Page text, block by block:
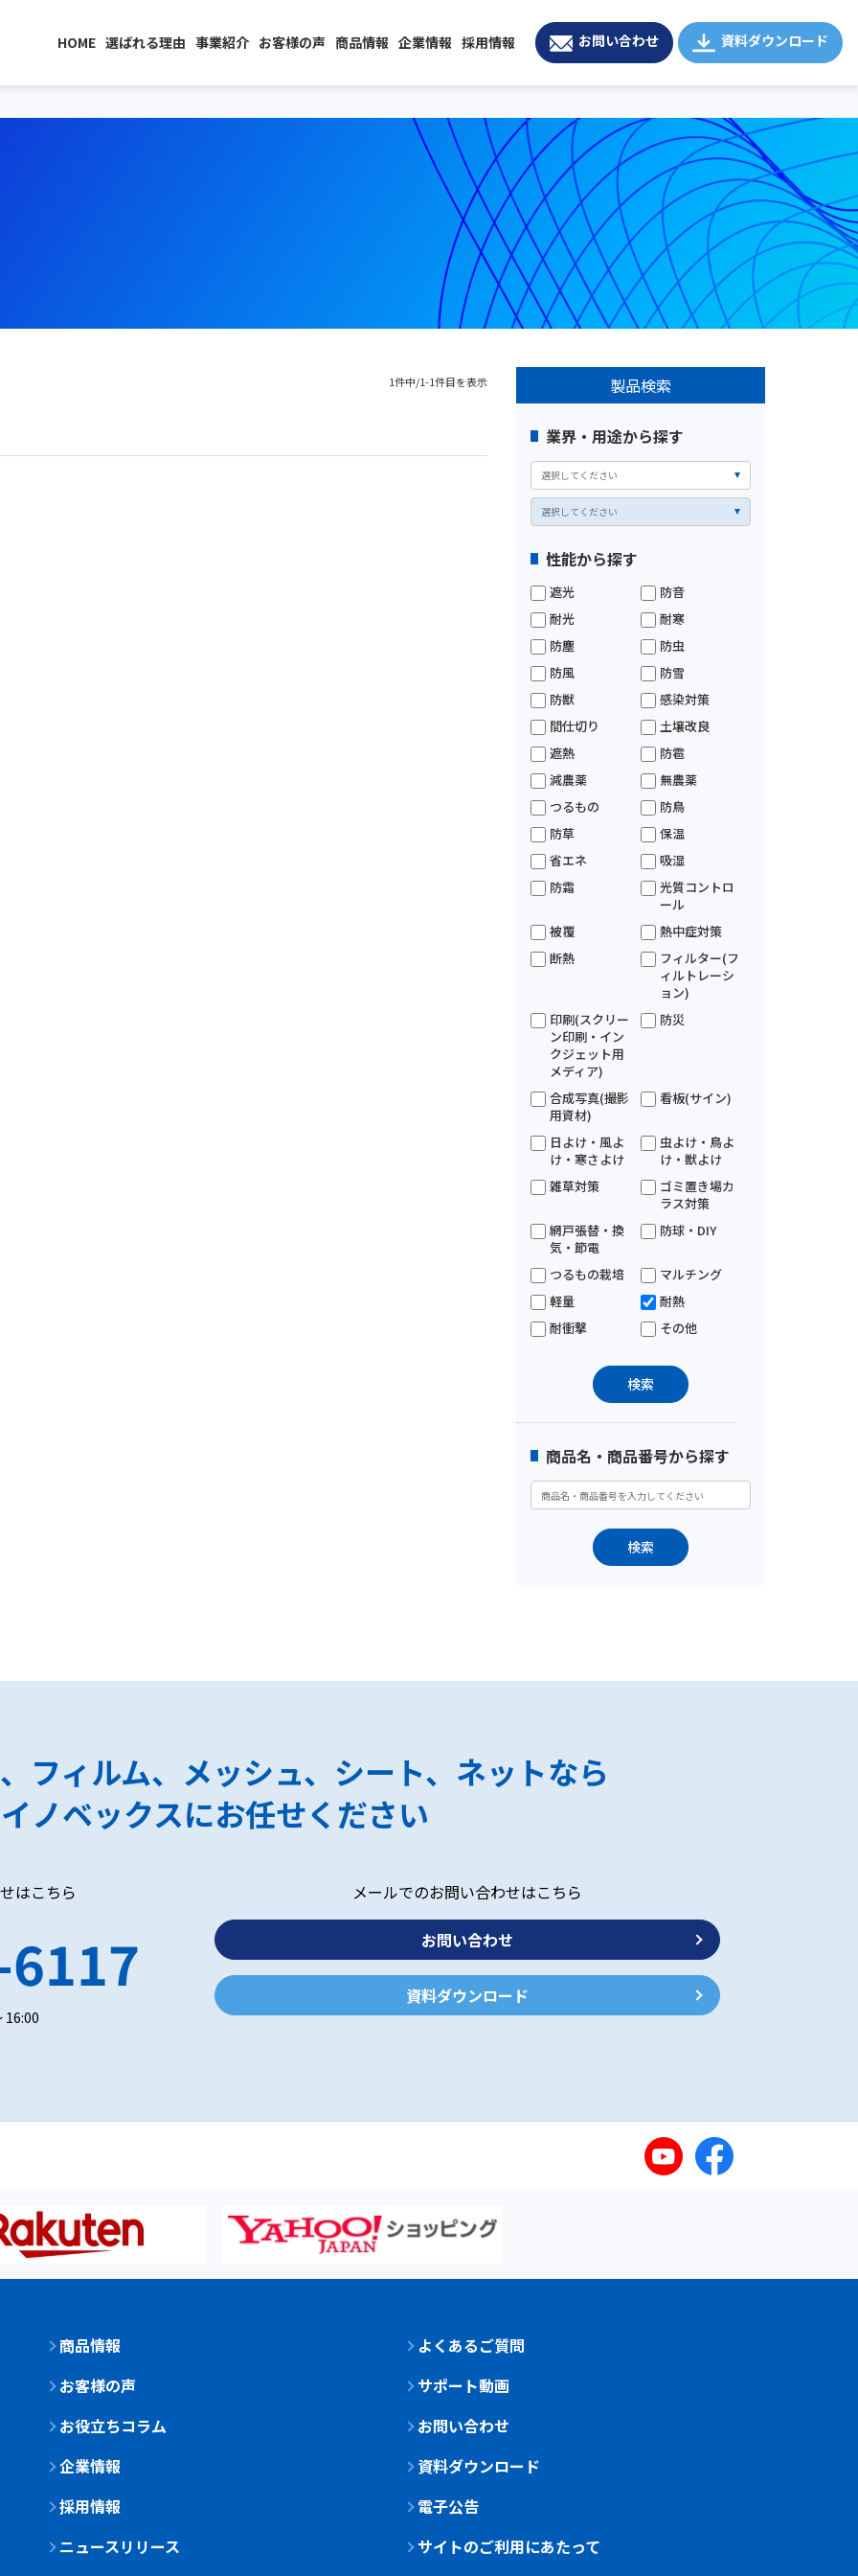
HOME 選ばれる理由 事業紹介 お客様の声 商品情報 企業情報 採用情報 お問い合わせ 資料ダウンロード
1件中/1-1件目を表示 製品検索
業界・用途から探す
性能から探す
遮光
防音
耐光
耐寒
防塵
防虫
防風
防雪
防獣
感染対策
間仕切り
土壌改良
遮熱
防雹
減農薬
無農薬
つるもの
防鳥
防草
保温
省エネ
吸湿
防霜
光質コントロ
ール
被覆
熱中症対策
断熱
フィルター(フ
ィルトレーシ
ョン)
印刷(スクリー
ン印刷・イン
クジェット用
メディア)
防災
合成写真(撮影
用資材)
看板(サイン)
日よけ・風よ
け・寒さよけ
虫よけ・鳥よ
け・獣よけ
雑草対策
ゴミ置き場カ
ラス対策
網戸張替・換
気・節電
防球・DIY
つるもの栽培
マルチング
軽量
耐熱
耐衝撃
その他
商品名・商品番号から探す
フィルム、メッシュ、シート、ネットなら
イノベックスにお任せください
はこちら
16:00
メールでのお問い合わせはこちら
お問い合わせ
資料ダウンロード
商品情報
お客様の声
お役立ちコラム
企業情報
採用情報
ニュースリリース
よくあるご質問
サポート動画
お問い合わせ
資料ダウンロード
電子公告
サイトのご利用にあたって